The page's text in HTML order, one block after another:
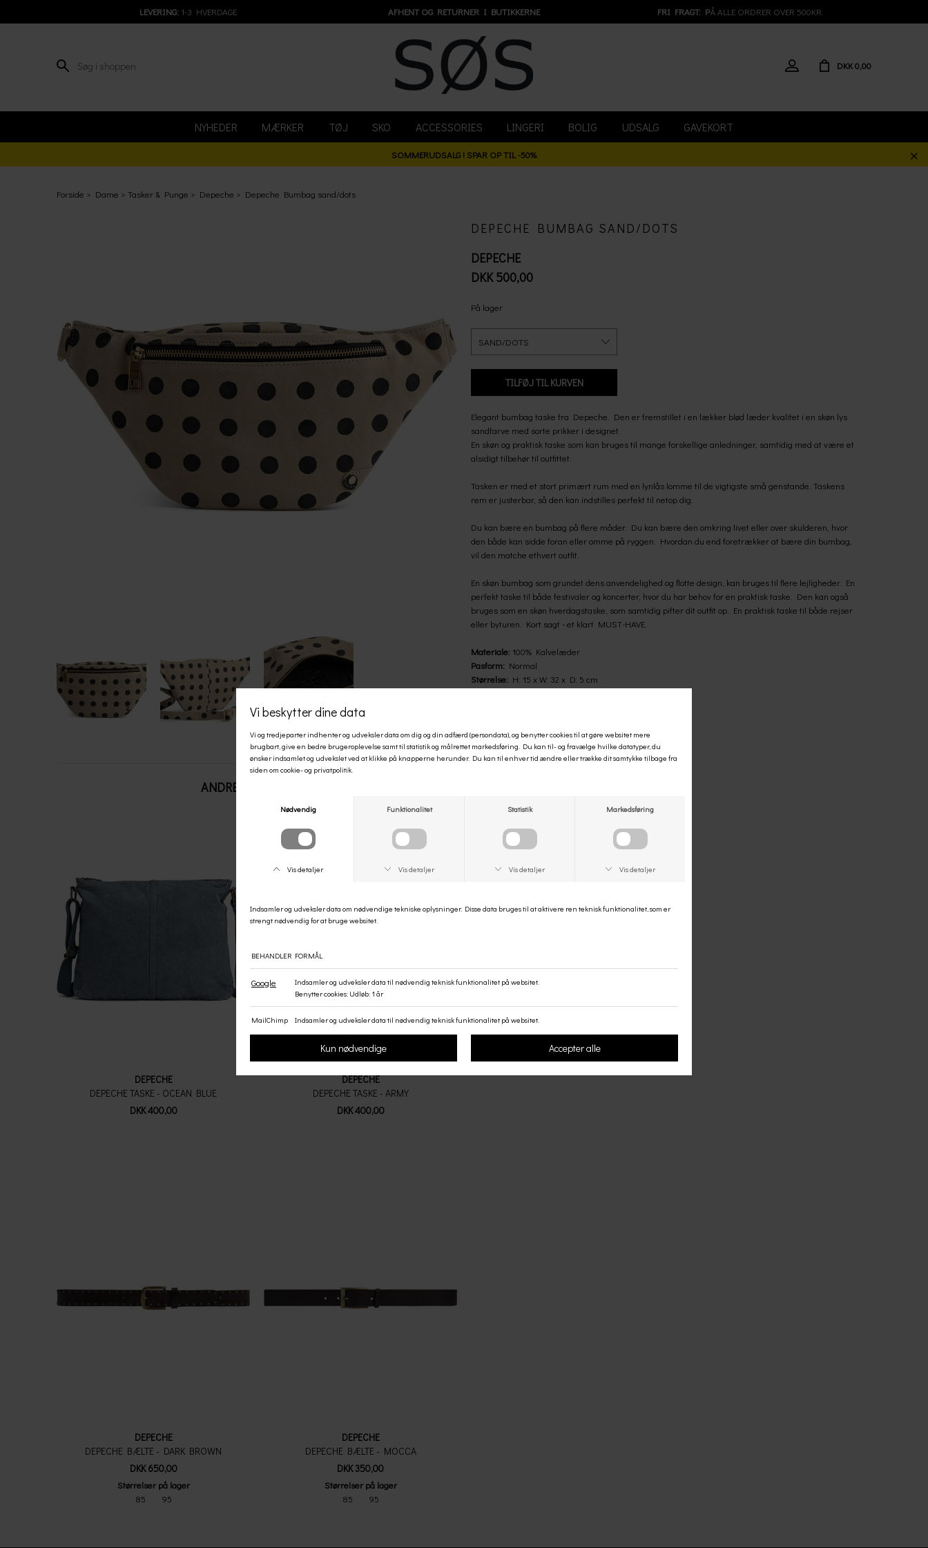
LEVERING: 1-3 HVERDAGE AFHENT OG RETURNER I BUTIKKERNE FRI FRAGT: PÅ ALLE ORDRER OVER 500KR.
DKK 0,00
NYHEDER MÆRKER TØJ SKO ACCESSORIES LINGERI BOLIG UDSALG GAVEKORT
SOMMERUDSALG ! SPAR OP TIL -50%
Forside Dame Tasker & Punge Depeche Depeche Bumbag sand/dots
DEPECHE BUMBAG SAND/DOTS
DEPECHE
DKK 500,00
På lager
Elegant bumbag taske fra Depeche. Den er fremstillet i en lækker blød læder kvalitet i en skøn lys
sandfarve med sorte prikker i designet.
En skøn og praktisk taske som kan bruges til mange forskellige anledninger, samtidig med at være et
alsidigt tilbehør til outfittet.
Tasken er med et stort primært rum med en lynlås lomme til de vigtigste små genstande. Taskens
rem er justerbar, så den kan indstilles perfekt til netop dig.
Du kan bære en bumbag på flere måder. Du kan bære den omkring livet eller over skulderen, hvor
den både kan sidde foran eller omme på ryggen. Hvordan du end foretrækker at bære din bumbag,
vil den matche ethvert outfit.
En skøn bumbag som grundet dens anvendelighed og flotte design, kan bruges til flere lejligheder. En
perfekt taske til både festivaler og koncerter, hvor du har behov for en praktisk taske. Den kan også
bruges som en skøn hverdagstaske, som samtidig pifter dit outfit op. En praktisk taske til både rejser
eller byturen. Kort sagt - et klart MUST-HAVE.
Materiale: 100% Kalvelæder
Pasform: Normal
Størrelse: H: 15 x W: 32 x D: 5 cm
ANDRE KØBTE OGSÅ
DEPECHE
DEPECHE TASKE - OCEAN BLUE
DKK 400,00
DEPECHE
DEPECHE TASKE - ARMY
DKK 400,00
Størrelser på lager
85
95
DEPECHE
DEPECHE BÆLTE - DARK BROWN
DKK 650,00
Størrelser på lager
85
95
DEPECHE
DEPECHE BÆLTE - MOCCA
DKK 350,00